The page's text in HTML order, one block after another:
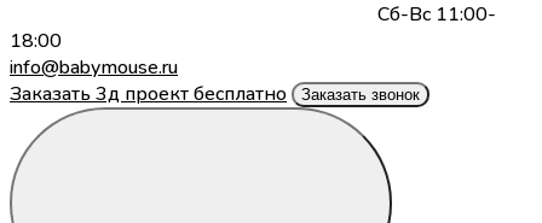
Сб-Вс 11:00-
18:00
info@babymouse.ru
Заказать 3д проект бесплатно
Заказать звонок